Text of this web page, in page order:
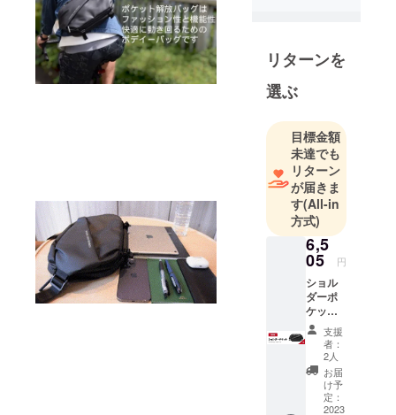
し、国際社
会に貢献す
ることを企
て掲げてい
ます。私た
ちは、今回
のクラウド
ファンディ
ングによっ
て、新たにE
コマース業
界に進出し
ようとして
います。
私たちのビ
ジョンは、
技術の交流
リターンを
選ぶ
目標金額
未達でも
リターン
が届きま
す(All-in
方式)
6,5
05 円
ショル
ダーポ
ケット
・早早
割
6505
・サ
イズ/重
30.5cm
支援
者：
2人
お届
け予
定：
2023